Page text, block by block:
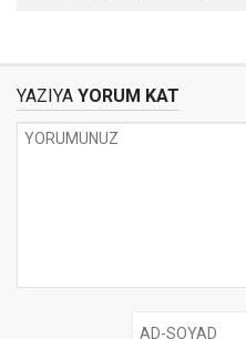
YAZIYA YORUM KAT